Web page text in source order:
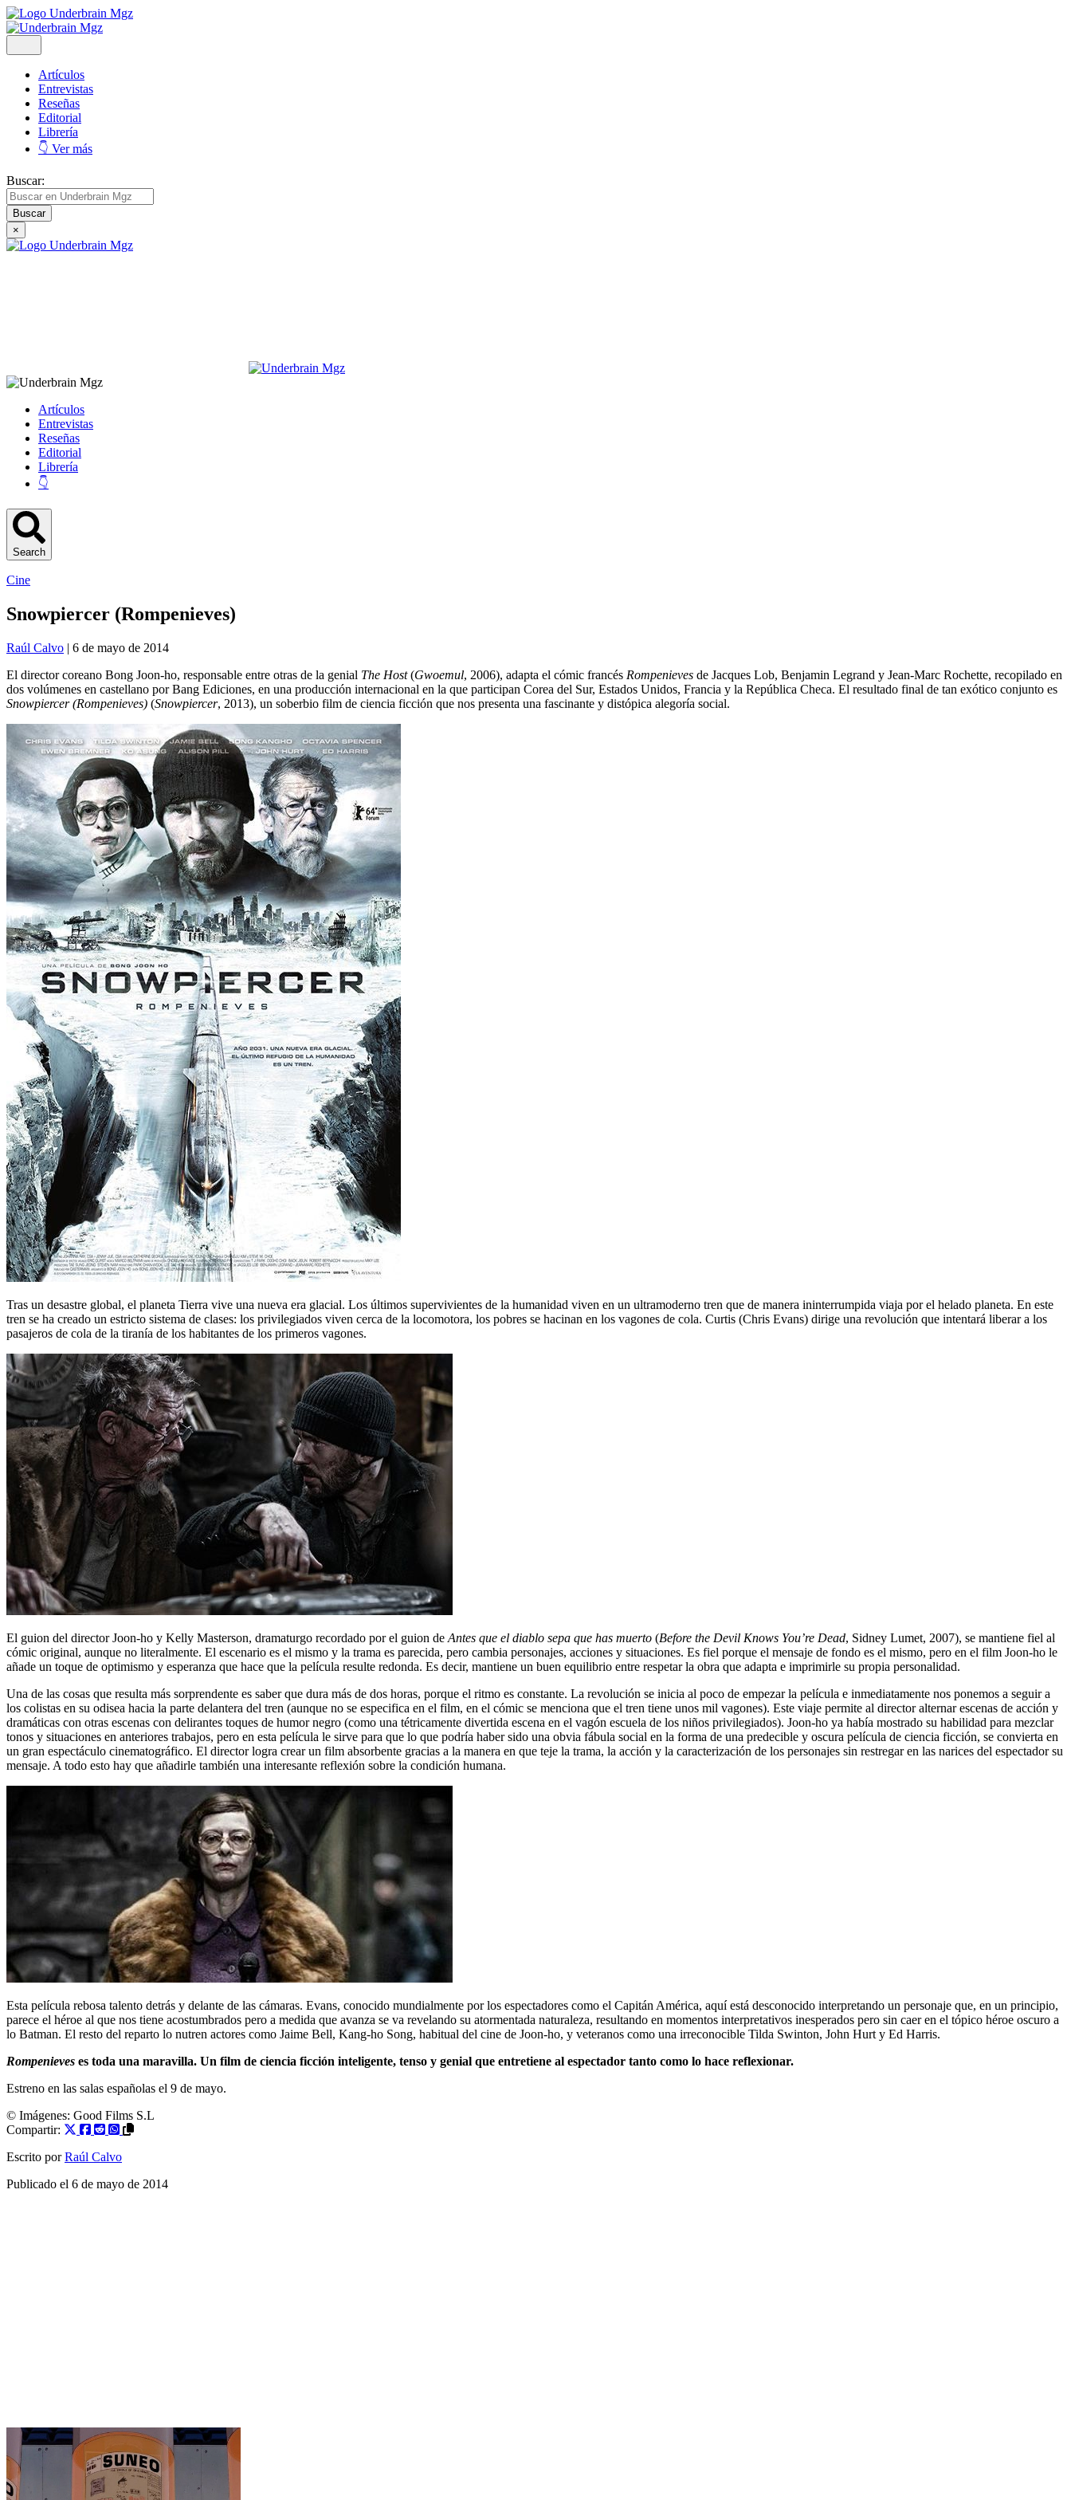
Artículos
Entrevistas
Reseñas
Editorial
Librería
👇 Ver más
Buscar:
×
Artículos
Entrevistas
Reseñas
Editorial
Librería
👇
Search
Cine
Snowpiercer (Rompenieves)
Raúl Calvo | 6 de mayo de 2014
El director coreano Bong Joon-ho, responsable entre otras de la genial The Host(Gwoemul, 2006), adapta el cómic francés Rompenieves de Jacques Lob, Benjamin Legrand y Jean-Marc Rochette, recopilado en
dos volúmenes en castellano por Bang Ediciones, en una producción internacional en la que participan Corea del Sur, Estados Unidos, Francia y la República Checa. El resultado final de tan exótico conjunto es
Snowpiercer (Rompenieves) (Snowpiercer, 2013), un soberbio film de ciencia ficción que nos presenta una fascinante y distópica alegoría social.
Tras un desastre global, el planeta Tierra vive una nueva era glacial. Los últimos supervivientes de la humanidad viven en un ultramoderno tren que de manera ininterrumpida viaja por el helado planeta. En este
tren se ha creado un estricto sistema de clases: los privilegiados viven cerca de la locomotora, los pobres se hacinan en los vagones de cola. Curtis (Chris Evans) dirige una revolución que intentará liberar a los
pasajeros de cola de la tiranía de los habitantes de los primeros vagones.
El guion del director Joon-ho y Kelly Masterson, dramaturgo recordado por el guion de Antes que el diablo sepa que has muerto (Before the Devil Knows You’re Dead, Sidney Lumet, 2007), se mantiene fiel al
cómic original, aunque no literalmente. El escenario es el mismo y la trama es parecida, pero cambia personajes, acciones y situaciones. Es fiel porque el mensaje de fondo es el mismo, pero en el film Joon-ho le
añade un toque de optimismo y esperanza que hace que la película resulte redonda. Es decir, mantiene un buen equilibrio entre respetar la obra que adapta e imprimirle su propia personalidad.
Una de las cosas que resulta más sorprendente es saber que dura más de dos horas, porque el ritmo es constante. La revolución se inicia al poco de empezar la película e inmediatamente nos ponemos a seguir a
los colistas en su odisea hacia la parte delantera del tren (aunque no se especifica en el film, en el cómic se menciona que el tren tiene unos mil vagones). Este viaje permite al director alternar escenas de acción y
dramáticas con otras escenas con delirantes toques de humor negro (como una tétricamente divertida escena en el vagón escuela de los niños privilegiados). Joon-ho ya había mostrado su habilidad para mezclar
tonos y situaciones en anteriores trabajos, pero en esta película le sirve para que lo que podría haber sido una obvia fábula social en la forma de una predecible y oscura película de ciencia ficción, se convierta en
un gran espectáculo cinematográfico. El director logra crear un film absorbente gracias a la manera en que teje la trama, la acción y la caracterización de los personajes sin restregar en las narices del espectador su
mensaje. A todo esto hay que añadirle también una interesante reflexión sobre la condición humana.
Esta película rebosa talento detrás y delante de las cámaras. Evans, conocido mundialmente por los espectadores como el Capitán América, aquí está desconocido interpretando un personaje que, en un principio,
parece el héroe al que nos tiene acostumbrados pero a medida que avanza se va revelando su atormentada naturaleza, resultando en momentos interpretativos inesperados pero sin caer en el tópico héroe oscuro a
lo Batman. El resto del reparto lo nutren actores como Jaime Bell, Kang-ho Song, habitual del cine de Joon-ho, y veteranos como una irreconocible Tilda Swinton, John Hurt y Ed Harris.
Rompenieves es toda una maravilla. Un film de ciencia ficción inteligente, tenso y genial que entretiene al espectador tanto como lo hace reflexionar.
Estreno en las salas españolas el 9 de mayo.
© Imágenes: Good Films S.L
Compartir:
Escrito por Raúl Calvo
Publicado el 6 de mayo de 2014